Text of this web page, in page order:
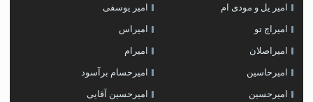
امیر یل و مودی ام امیر یوسفی
امیراچ تو امیراس
امیراصلان امیرام
امیرحاسین امیرحسام برآسود
امیرحسین امیرحسین آقایی